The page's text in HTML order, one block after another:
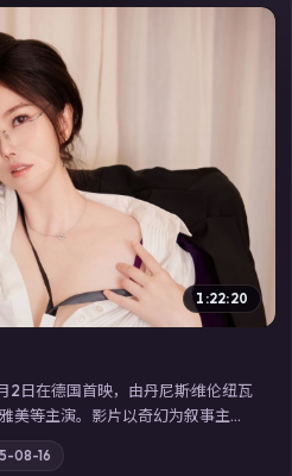
▶
1:22:20
2日在德国首映，由丹尼斯·维伦纽瓦
美等主演。影片以奇幻为叙事主
名信彻底打破；摄影与配乐强化地
免费观看高清电视剧在线看」延展
08-16